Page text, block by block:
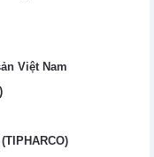
Việt Nam